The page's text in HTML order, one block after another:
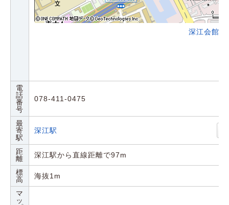
深江会館
電
話
番
号
078-411-0475
最
寄
駅
深江駅
距
離
深江駅から直線距離で97m
標
高
海抜1m
マ
ッ